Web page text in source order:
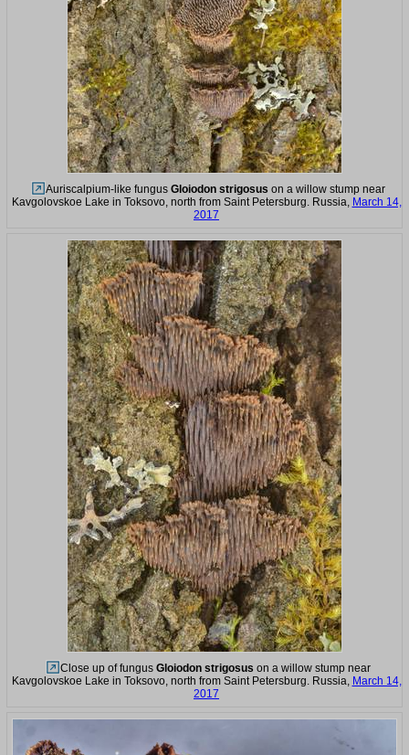
Auriscalpium-like fungus Gloiodon strigosus on a willow stump near
Kavgolovskoe Lake in Toksovo, north from Saint Petersburg. Russia, March 14,
2017
Close up of fungus Gloiodon strigosus on a willow stump near
Kavgolovskoe Lake in Toksovo, north from Saint Petersburg. Russia, March 14,
2017